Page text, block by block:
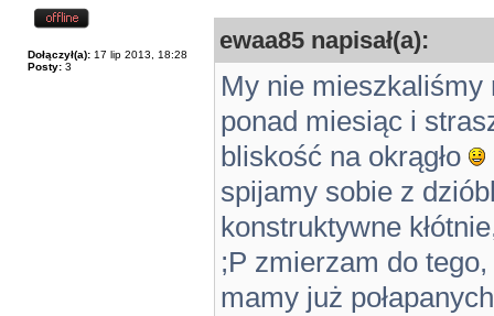
Dołączył(a): 17 lip 2013, 18:28
Posty: 3
ewaa85 napisał(a):
My nie mieszkaliśmy
ponad miesiąc i
bliskość na okrągło
spijamy sobie z
konstruktywne
;P zmierzam do
mamy już